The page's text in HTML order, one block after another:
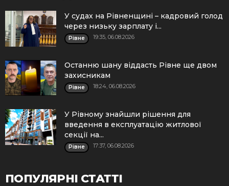
У судах на Рівненщині – кадровий голод
через низьку зарплату і...
Рівне 19:35, 06.08.2026
Останню шану віддасть Рівне ще двом
захисникам
Рівне 18:24, 06.08.2026
У Рівному знайшли рішення для
введення в експлуатацію житлової
секції на...
Рівне 17:37, 06.08.2026
ПОПУЛЯРНІ СТАТТІ